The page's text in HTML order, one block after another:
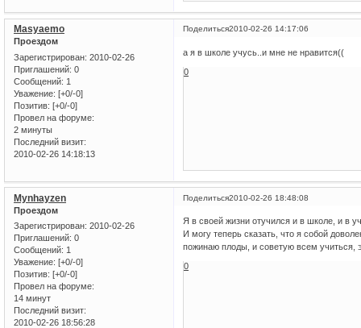
Поделиться2010-02-26 14:17:06
Masyaemo
Проездом
Зарегистрирован: 2010-02-26
Приглашений: 0
Сообщений: 1
Уважение: [+0/-0]
Позитив: [+0/-0]
Провел на форуме:
2 минуты
Последний визит:
2010-02-26 14:18:13
а я в школе учусь..и мне не нравится((
0
Поделиться2010-02-26 18:48:08
Mynhayzen
Проездом
Зарегистрирован: 2010-02-26
Приглашений: 0
Сообщений: 1
Уважение: [+0/-0]
Позитив: [+0/-0]
Провел на форуме:
14 минут
Последний визит:
2010-02-26 18:56:28
Я в своей жизни отучился и в школе, и в
И могу теперь сказать, что я собой
пожинаю плоды, и советую всем учиться,
0